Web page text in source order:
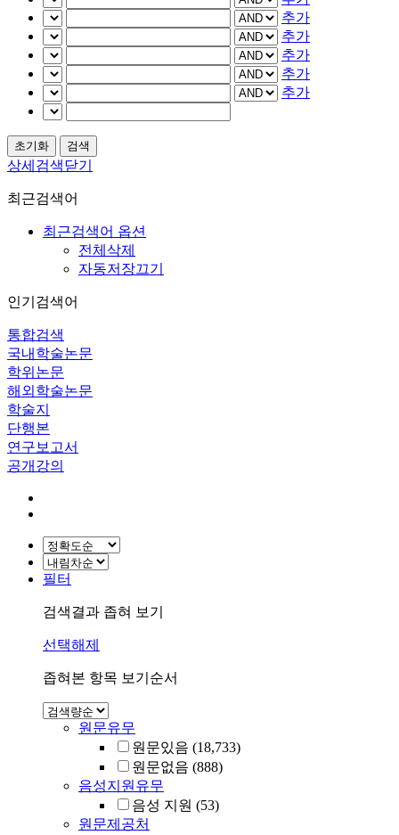
추가
추가
추가
추가
추가
상세검색닫기
최근검색어
최근검색어 옵션
전체삭제
자동저장끄기
인기검색어
통합검색
국내학술논문
학위논문
해외학술논문
학술지
단행본
연구보고서
공개강의
필터
검색결과 좁혀 보기
선택해제
좁혀본 항목 보기순서
원문유무
원문있음 (18,733)
원문없음 (888)
음성지원유무
음성 지원 (53)
원문제공처